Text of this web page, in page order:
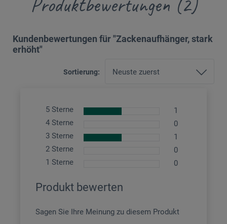
Kundenbewertungen für "Zackenaufhänger, stark
erhöht"
Sortierung:
5 Sterne
1
4 Sterne
0
3 Sterne
1
2 Sterne
0
1 Sterne
0
Produkt bewerten
Sagen Sie Ihre Meinung zu diesem Produkt